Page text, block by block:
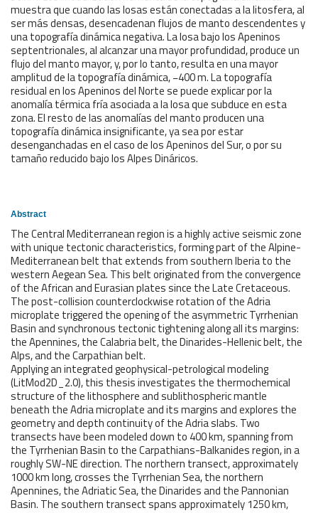
muestra que cuando las losas están conectadas a la litosfera, al
ser más densas, desencadenan flujos de manto descendentes y
una topografía dinámica negativa. La losa bajo los Apeninos
septentrionales, al alcanzar una mayor profundidad, produce un
flujo del manto mayor, y, por lo tanto, resulta en una mayor
amplitud de la topografía dinámica, −400 m. La topografía
residual en los Apeninos del Norte se puede explicar por la
anomalía térmica fría asociada a la losa que subduce en esta
zona. El resto de las anomalías del manto producen una
topografía dinámica insignificante, ya sea por estar
desenganchadas en el caso de los Apeninos del Sur, o por su
tamaño reducido bajo los Alpes Dináricos.
Abstract
The Central Mediterranean region is a highly active seismic zone
with unique tectonic characteristics, forming part of the Alpine-
Mediterranean belt that extends from southern Iberia to the
western Aegean Sea. This belt originated from the convergence
of the African and Eurasian plates since the Late Cretaceous.
The post-collision counterclockwise rotation of the Adria
microplate triggered the opening of the asymmetric Tyrrhenian
Basin and synchronous tectonic tightening along all its margins:
the Apennines, the Calabria belt, the Dinarides-Hellenic belt, the
Alps, and the Carpathian belt.
Applying an integrated geophysical-petrological modeling
(LitMod2D_2.0), this thesis investigates the thermochemical
structure of the lithosphere and sublithospheric mantle
beneath the Adria microplate and its margins and explores the
geometry and depth continuity of the Adria slabs. Two
transects have been modeled down to 400 km, spanning from
the Tyrrhenian Basin to the Carpathians-Balkanides region, in a
roughly SW-NE direction. The northern transect, approximately
1000 km long, crosses the Tyrrhenian Sea, the northern
Apennines, the Adriatic Sea, the Dinarides and the Pannonian
Basin. The southern transect spans approximately 1250 km,